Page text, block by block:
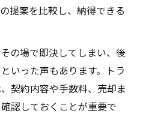
提案を比較し、納得できる
の場で即決してしまい、後
いった声もあります。トラ
契約内容や手数料、売却ま
認しておくことが重要で